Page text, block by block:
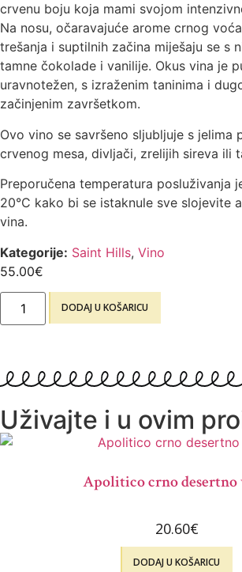
crvenu boju koja mami svojom
Na nosu, očaravajuće arome crnog
trešanja i suptilnih začina miješaju se s
tamne čokolade i vanilije. Okus vina je
uravnotežen, s izraženim taninima i
začinjenim završetkom.
Ovo vino se savršeno sljubljuje s jelima
crvenog mesa, divljači, zrelijih sireva ili
Preporučena temperatura posluživanja
20°C kako bi se istaknule sve slojevite
vina.
Kategorije: Saint Hills, Vino
55.00€
DODAJ U KOŠARICU
Uživajte i u ovim
Apolitico crno
20.60€
DODAJ U KOŠARICU